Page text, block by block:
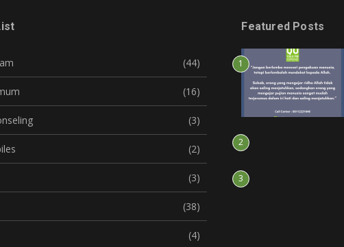
(44)
(16)
(3)
(2)
(3)
(38)
(4)
Featured Posts
1
2
3